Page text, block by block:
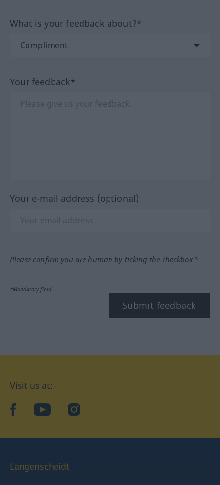
What is your feedback about?*
Your feedback*
Your e-mail address (optional)
Please confirm you are human by ticking the checkbox.*
*Mandatory field
Submit feedback
Visit us at:
facebookYouTubeInstagram
Langenscheidt